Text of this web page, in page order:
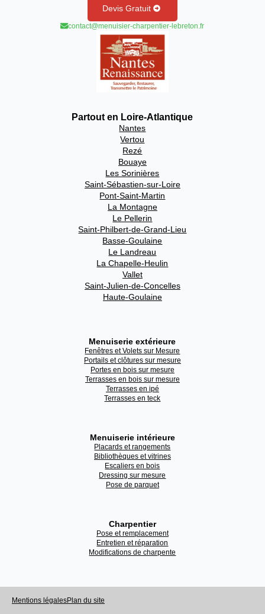
Devis Gratuit
contact@menuisier-charpentier-lebreton.fr
Partout en Loire-Atlantique
Nantes
Vertou
Rezé
Bouaye
Les Sorinières
Saint-Sébastien-sur-Loire
Pont-Saint-Martin
La Montagne
Le Pellerin
Saint-Philbert-de-Grand-Lieu
Basse-Goulaine
Le Landreau
La Chapelle-Heulin
Vallet
Saint-Julien-de-Concelles
Haute-Goulaine
Menuiserie extérieure
Fenêtres et Volets sur Mesure
Portails et clôtures sur mesure
Portes en bois sur mesure
Terrasses en bois sur mesure
Terrasses en ipé
Terrasses en teck
Menuiserie intérieure
Placards et rangements
Bibliothèques et vitrines
Escaliers en bois
Dressing sur mesure
Pose de parquet
Charpentier
Pose et remplacement
Entretien et réparation
Modifications de charpente
Mentions légalesPlan du site